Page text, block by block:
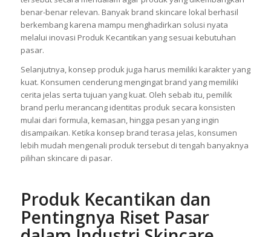
benar-benar relevan. Banyak brand skincare lokal berhasil
berkembang karena mampu menghadirkan solusi nyata
melalui inovasi Produk Kecantikan yang sesuai kebutuhan
pasar.
Selanjutnya, konsep produk juga harus memiliki karakter yang
kuat. Konsumen cenderung mengingat brand yang memiliki
cerita jelas serta tujuan yang kuat. Oleh sebab itu, pemilik
brand perlu merancang identitas produk secara konsisten
mulai dari formula, kemasan, hingga pesan yang ingin
disampaikan. Ketika konsep brand terasa jelas, konsumen
lebih mudah mengenali produk tersebut di tengah banyaknya
pilihan skincare di pasar.
Produk Kecantikan dan
Pentingnya Riset Pasar